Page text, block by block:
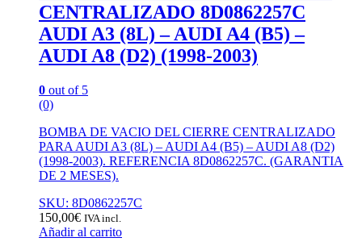
CENTRALIZADO 8D0862257C
AUDI A3 (8L) – AUDI A4 (B5) –
AUDI A8 (D2) (1998-2003)
0 out of 5
(0)
BOMBA DE VACIO DEL CIERRE CENTRALIZADO
PARA AUDI A3 (8L) – AUDI A4 (B5) – AUDI A8 (D2)
(1998-2003). REFERENCIA 8D0862257C. (GARANTIA
DE 2 MESES).
SKU: 8D0862257C
150,00€ IVA incl.
Añadir al carrito